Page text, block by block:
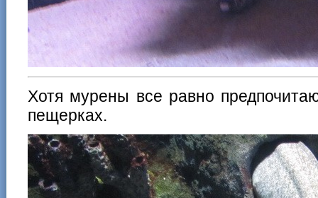
Хотя мурены все равно
пещерках.